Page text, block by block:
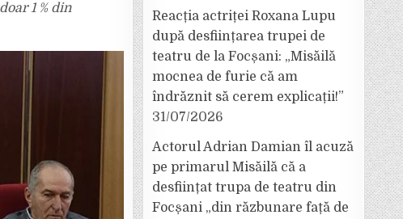
1 % din
Reacția actriței Roxana Lupu
după desființarea trupei de
teatru de la Focșani: „Misăilă
mocnea de furie că am
îndrăznit să cerem explicații!”
31/07/2026
Actorul Adrian Damian îl acuză
pe primarul Misăilă că a
desființat trupa de teatru din
Focșani „din răzbunare față de